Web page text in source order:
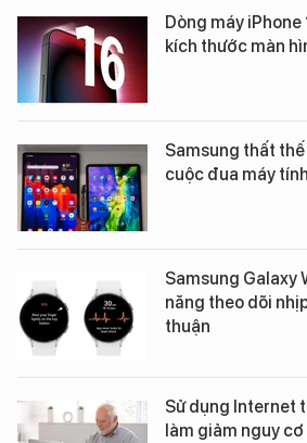
Dòng máy
kích thước màn
Samsung thất
cuộc đua máy
Samsung Galaxy
năng theo dõi
thuận
Sử dụng Internet
làm giảm nguy